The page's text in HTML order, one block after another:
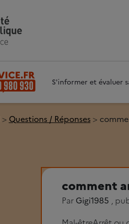
S'informer et évaluer
Questions / Réponses
comment
Par Gigi1985 ,